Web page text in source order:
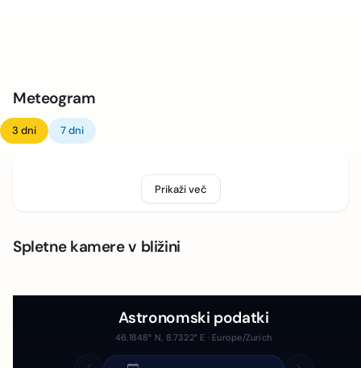
Meteogram
3 dni 7 dni
Prikaži več
Spletne kamere v bližini
Astronomski podatki
46.1848° N, 8.7322° E · Europe/Zurich